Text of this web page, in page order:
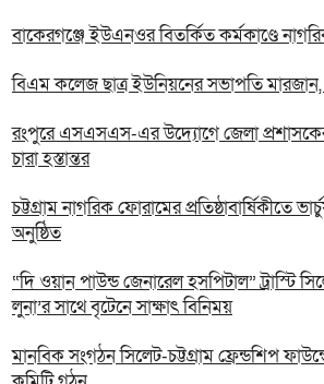
বাকেরগঞ্জে ইউএনওর বিতর্কিত কর্মকাণ্ডে
বিএম কলেজ ছাত্র ইউনিয়নের সভাপতি
রংপুরে এসএসএস-এর উদ্যোগে জেলা
চারা হস্তান্তর
চট্টগ্রাম নাগরিক ফোরামের প্রতিষ্ঠাবার্ষিকীতে
অনুষ্ঠিত
“দি ওয়ান পাউন্ড জেনারেল হসপিটাল” ট্রাস্টি
লুনা’র সা‌থে বৃটেনে সাক্ষাৎ বিনিময়
মানবিক সংগঠন সিলেট-চট্টগ্রাম ফ্রেন্ডশিপ